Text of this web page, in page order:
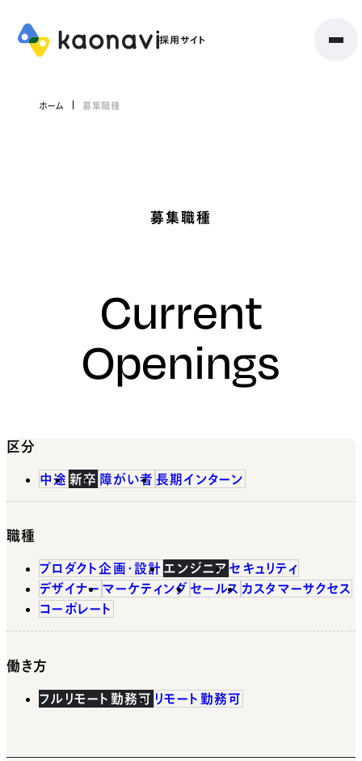
ホーム 募集職種
募集職種
Current
Openings
区分
中途 新卒 障がい者 長期インターン
職種
プロダクト企画・設計 エンジニア セキュリティ
デザイナー マーケティング セールス カスタマーサクセス
コーポレート
働き方
フルリモート勤務可 リモート勤務可